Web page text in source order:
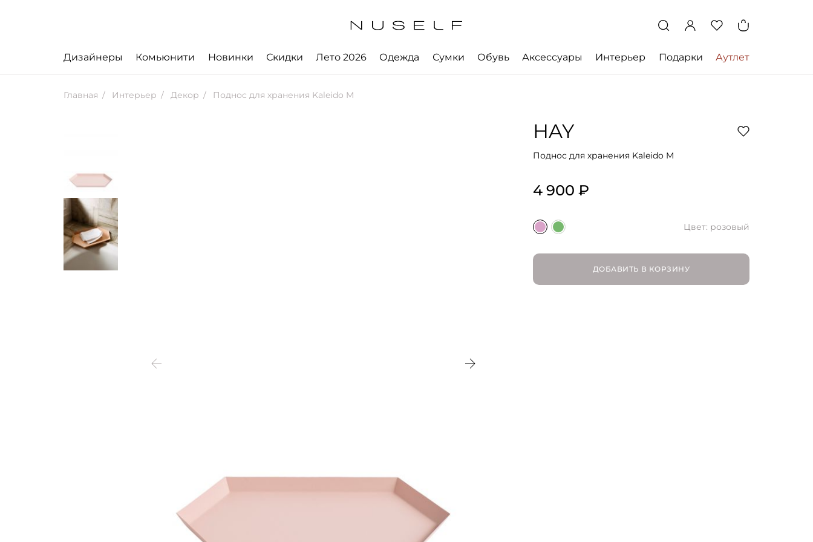
Дизайнеры Комьюнити Новинки Скидки Лето 2026 Одежда Сумки Обувь Аксессуары Интерьер Подарки Аутлет
Главная Интерьер Декор Поднос для хранения Kaleido M
HAY
Поднос для хранения Kaleido M
4 900 ₽
Цвет: розовый
ДОБАВИТЬ В КОРЗИНУ